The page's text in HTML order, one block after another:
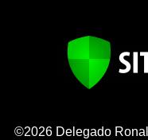
©2026 Delegado